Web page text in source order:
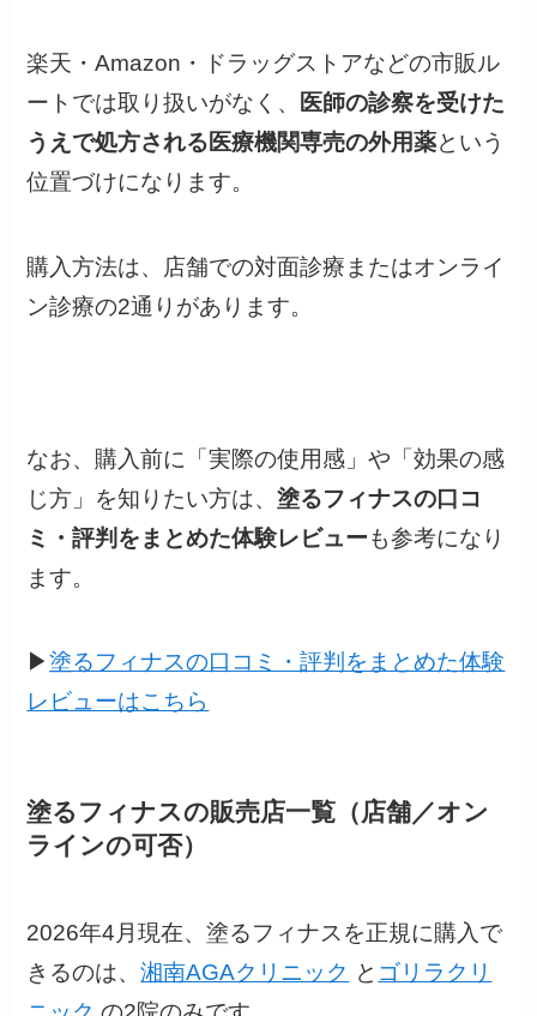
楽天・Amazon・ドラッグストアなどの市販ル
ートでは取り扱いがなく、
医師の診察を受けた
うえで処方される医療機関専売の外用薬という
位置づけになります。
購入方法は、店舗での対面診療またはオンライ
ン診療の2通りがあります。
なお、購入前に「実際の使用感」や「効果の感
じ方」を知りたい方は、塗るフィナスの口コ
ミ・評判をまとめた体験レビューも参考になり
ます。
▶︎塗るフィナスの口コミ・評判をまとめた体験
レビューはこちら
塗るフィナスの販売店一覧（店舗／オン
ラインの可否）
2026年4月現在、塗るフィナスを正規に購入で
きるのは、湘南AGAクリニック と ゴリラクリ